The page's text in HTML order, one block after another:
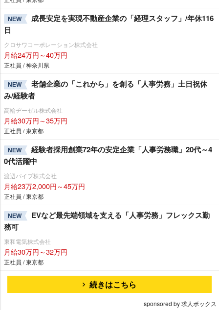
NEW
成長安定を実現不動産企業の「経理スタッフ」/年休116
日
クロサワコーポレーション株式会社
月給24万円～40万円
正社員 / 神奈川県
NEW
老舗企業の「これから」を創る「人事労務」土日祝休
み/経験者
高輪ヂーゼル株式会社
月給30万円～35万円
正社員 / 東京都
NEW
経験者採用創業72年の安定企業「人事労務職」20代～4
0代活躍中
渡辺パイプ株式会社
月給23万2,000円～45万円
正社員 / 東京都
NEW
EVなど最先端領域を支える「人事労務」フレックス勤
務可
東和電気株式会社
月給30万円～32万円
正社員 / 東京都
続きはこちら
sponsored by 求人ボックス